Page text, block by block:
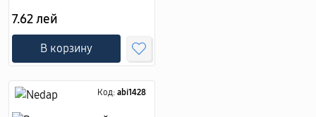
7.62 лей
В корзину
Код: abi1428